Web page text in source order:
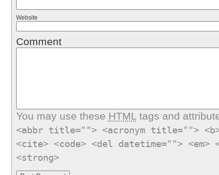
Website
Comment
You may use these HTMLtags and
<abbr title=""> <acronym title="">
<cite> <code> <del datetime="">
<strong>